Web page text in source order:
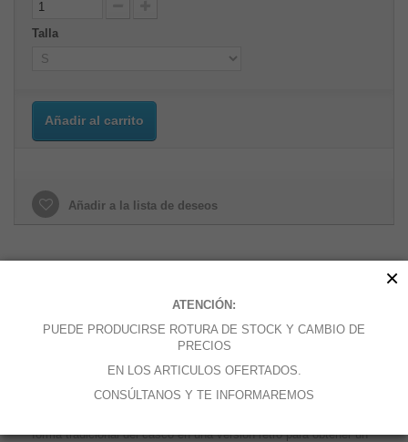
Talla
Añadir al carrito
Añadir a la lista de deseos
3 calotas para un máximo confort, i nterior completamente
otones integrados en la calota para visera,
ierre de doble anillo.
El casco VINTAGE es una nueva versión de la famosa e icónica
forma tradicional del casco en una versión retro para obtener un
ATENCIÓN:
PUEDE PRODUCIRSE ROTURA DE STOCK Y CAMBIO DE
PRECIOS
EN LOS ARTICULOS OFERTADOS.
CONSÚLTANOS Y TE INFORMAREMOS
×